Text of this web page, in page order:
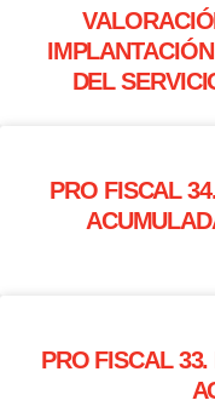
DEL
PRO FISCAL
PRO FISCAL